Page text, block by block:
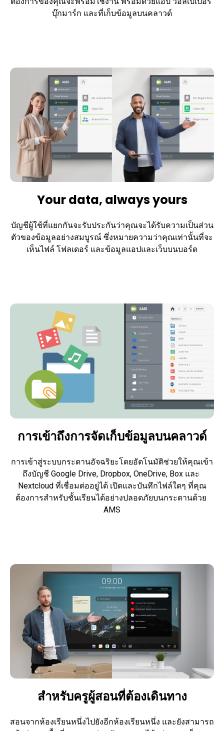
บุ๊กมาร์ก และที่เก็บข้อมูลบนคลาวด์
Your data, always yours
บัญชีผู้ใช้ที่แยกกันจะรับประกันว่าคุณจะได้รับความเป็นส่วน
ตัวของข้อมูลอย่างสมบูรณ์ ซึ่งหมายความว่าคุณเท่านั้นที่จะ
เห็นไฟล์ โฟลเดอร์ และข้อมูลแอปและเว็บบนบอร์ด
การเข้าถึงการจัดเก็บข้อมูลบนคลาวด์
การเข้าสู่ระบบกระดานอัจฉริยะโดยอัตโนมัติช่วยให้คุณเข้า
ถึงบัญชี Google Drive, Dropbox, OneDrive, Box และ
Nextcloud ที่เชื่อมต่ออยู่ได้ เปิดและบันทึกไฟล์ใดๆ ที่คุณ
ต้องการสำหรับชั้นเรียนได้อย่างปลอดภัยบนกระดานด้วย
AMS
สำหรับครูผู้สอนที่ต้องเดินทาง
สอนจากห้องเรียนหนึ่งไปยังอีกห้องเรียนหนึ่ง และยังสามารถ